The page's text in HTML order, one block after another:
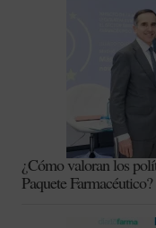
¿Cómo valoran los
Paquete Farmacéutico?